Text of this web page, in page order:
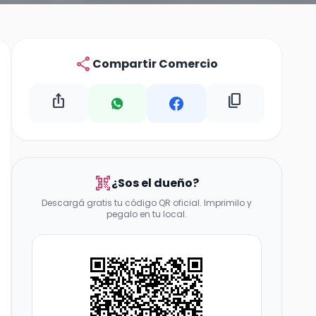
share Compartir Comercio
ios_share content_copy
qr_code_scanner¿Sos el dueño?
Descargá gratis tu código QR oficial. Imprimilo y
pegalo en tu local.